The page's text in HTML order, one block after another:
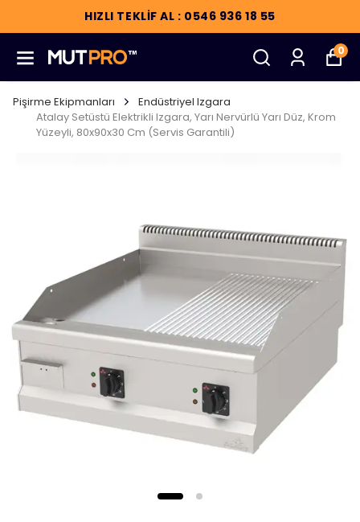
HIZLI TEKLİF AL : 0546 936 18 55
0
Pişirme Ekipmanları
Endüstriyel Izgara
Atalay Setüstü Elektrikli Izgara, Yarı Nervürlü Yarı Düz, Krom
Yüzeyli, 80x90x30 Cm (Servis Garantili)